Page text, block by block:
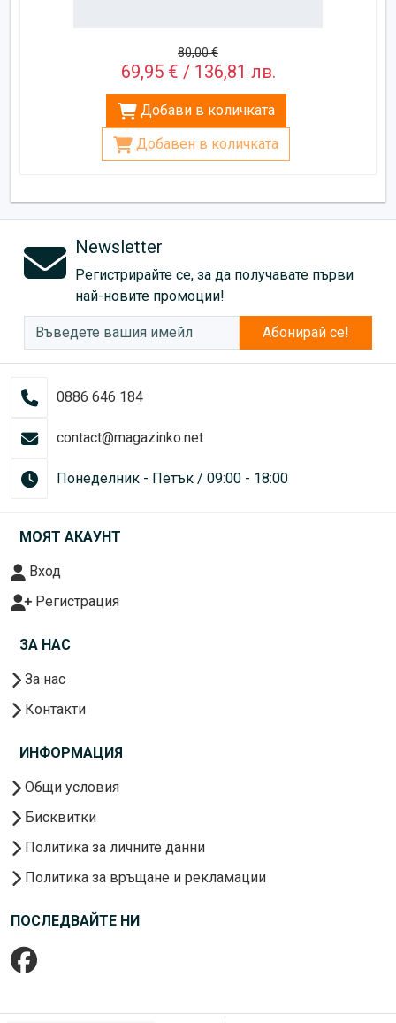
80,00 €
69,95 € / 136,81 лв.
Добави в количката
Добавен в количката
Newsletter
Регистрирайте се, за да получавате първи
най-новите промоции!
Абонирай се!
0886 646 184
contact@magazinko.net
Понеделник - Петък / 09:00 - 18:00
МОЯТ АКАУНТ
Вход
Регистрация
ЗА НАС
За нас
Контакти
ИНФОРМАЦИЯ
Общи условия
Бисквитки
Политика за личните данни
Политика за връщане и рекламации
ПОСЛЕДВАЙТЕ НИ